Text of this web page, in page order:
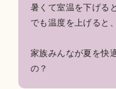
暑くて室温を下げる
でも温度を上げると
家族みんなが夏を快
の？